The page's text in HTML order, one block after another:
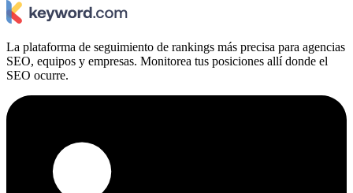
La plataforma de seguimiento de rankings más precisa para agencias
SEO, equipos y empresas. Monitorea tus posiciones allí donde el
SEO ocurre.